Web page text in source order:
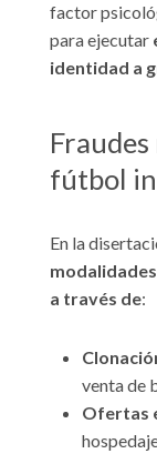
factor
para ejecutar
identidad a
Fraudes
fútbol
En la
a través de:
venta de
Ofertas